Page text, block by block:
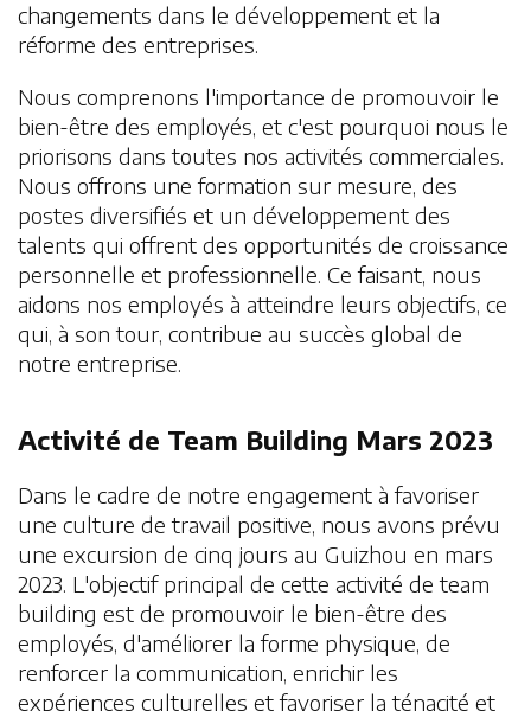
changements dans le développement et la
réforme des entreprises.
Nous comprenons l'importance de promouvoir le
bien-être des employés, et c'est pourquoi nous le
priorisons dans toutes nos activités commerciales.
Nous offrons une formation sur mesure, des
postes diversifiés et un développement des
talents qui offrent des opportunités de croissance
personnelle et professionnelle. Ce faisant, nous
aidons nos employés à atteindre leurs objectifs, ce
qui, à son tour, contribue au succès global de
notre entreprise.
Activité de Team Building Mars 2023
Dans le cadre de notre engagement à favoriser
une culture de travail positive, nous avons prévu
une excursion de cinq jours au Guizhou en mars
2023. L'objectif principal de cette activité de team
building est de promouvoir le bien-être des
employés, d'améliorer la forme physique, de
renforcer la communication, enrichir les
expériences culturelles et favoriser la ténacité et